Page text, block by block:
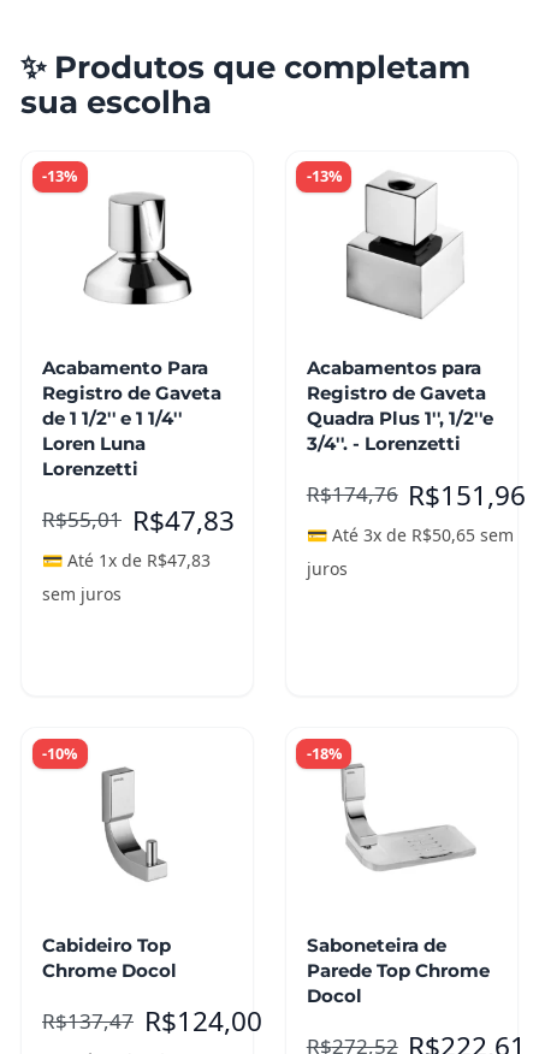
✨ Produtos que completam
sua escolha
-13%
Acabamento Para
Registro de Gaveta
de 1 1/2'' e 1 1/4''
Loren Luna
Lorenzetti
R$55,01 R$47,83
💳 Até 1x de R$47,83
sem juros
-13%
Acabamentos para
Registro de Gaveta
Quadra Plus 1'', 1/2''e
3/4''. - Lorenzetti
R$174,76 R$151,96
💳 Até 3x de R$50,65sem
juros
-10%
Cabideiro Top
Chrome Docol
R$137,47 R$124,00
-18%
Saboneteira de
Parede Top Chrome
Docol
R$272,52